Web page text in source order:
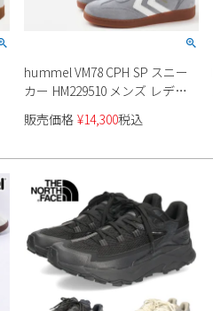
hummel VM78 CPH SP スニー
カー HM229510 メンズ レディ
ース ユニセックス
販売価格 ¥14,300税込